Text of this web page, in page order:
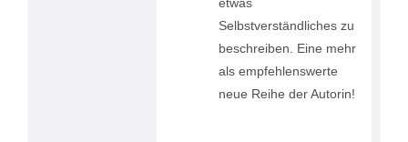
Selbstverständliches zu
beschreiben. Eine mehr
als empfehlenswerte
neue Reihe der Autorin!